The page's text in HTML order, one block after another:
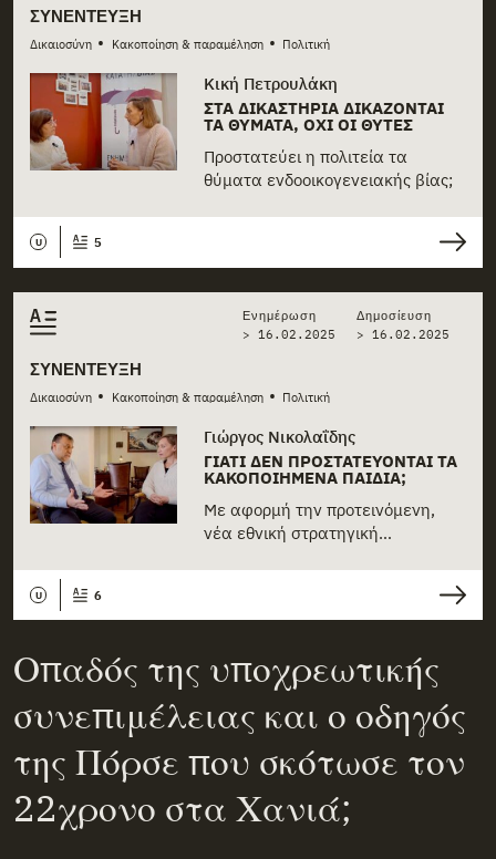
ΣΥΝΈΝΤΕΥΞΗ
Δικαιοσύνη • Κακοποίηση & παραμέληση • Πολιτική
Κική Πετρουλάκη
ΣΤΑ ΔΙΚΑΣΤΉΡΙΑ ΔΙΚΆΖΟΝΤΑΙ
ΤΑ ΘΎΜΑΤΑ, ΌΧΙ ΟΙ ΘΎΤΕΣ
Προστατεύει η πολιτεία τα
θύματα ενδοοικογενειακής βίας;
U 5
ΣΥΝΈΝΤΕΥΞΗ
Δικαιοσύνη • Κακοποίηση & παραμέληση • Πολιτική
Ενημέρωση
> 16.02.2025
Δημοσίευση
> 16.02.2025
Γιώργος Νικολαΐδης
ΓΙΑΤΊ ΔΕΝ ΠΡΟΣΤΑΤΕΎΟΝΤΑΙ ΤΑ
ΚΑΚΟΠΟΙΗΜΈΝΑ ΠΑΙΔΙΆ;
Με αφορμή την προτεινόμενη,
νέα εθνική στρατηγική…
U 6
Οπαδός της υποχρεωτικής
συνεπιμέλειας και ο οδηγός
της Πόρσε που σκότωσε τον
22χρονο στα Χανιά;